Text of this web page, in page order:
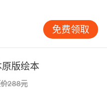
同步处理升降号规则
空间关系、以及英文
这种多维度信息叠加
了认知困境。某音乐
课程仍采用“定义-例
免费领取
版绘本
288元